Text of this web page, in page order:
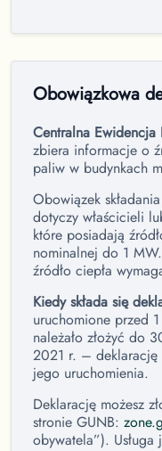
Obowiązkowa
Centralna Ewidencja
zbiera informacje o
paliw w budynkach
Obowiązek
dotyczy właścicieli
które posiadają
nominalnej do 1
źródło ciepła
Kiedy składa się
uruchomione przed
należało złożyć do
2021 r. – deklarację
jego uruchomienia.
Deklarację możesz
stronie GUNB:
obywatela”). Usługa